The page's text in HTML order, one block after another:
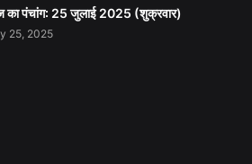
पंचांग: 25 जुलाई 2025 (शुक्रवार)
25, 2025